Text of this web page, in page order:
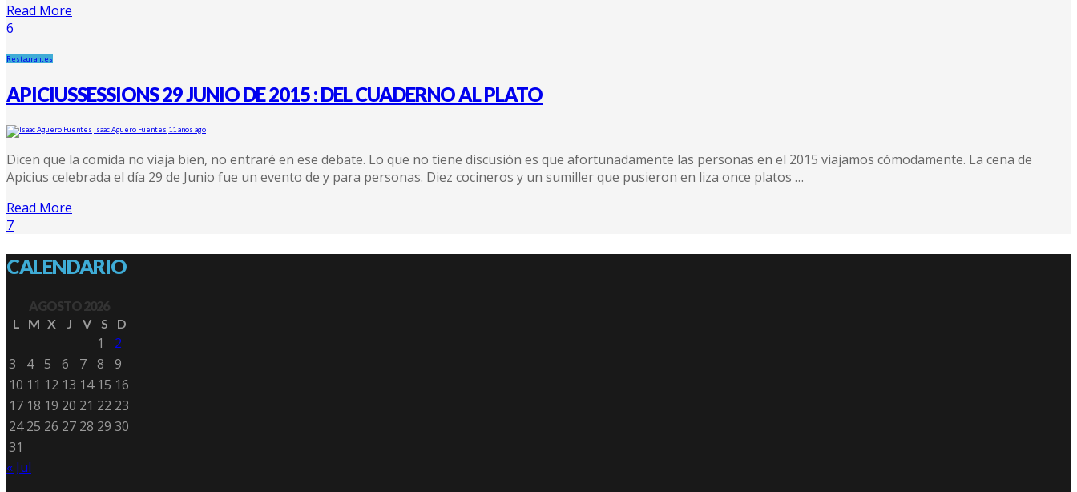
Read More
6
Restaurantes
APICIUSSESSIONS 29 JUNIO DE 2015 : DEL CUADERNO AL PLATO
Isaac Agüero Fuentes 11 años ago
Dicen que la comida no viaja bien, no entraré en ese debate. Lo que no tiene discusión es que afortunadamente las personas en el 2015 viajamos cómodamente. La cena de
Apicius celebrada el día 29 de Junio fue un evento de y para personas. Diez cocineros y un sumiller que pusieron en liza once platos …
Read More
7
CALENDARIO
AGOSTO 2026
L
M X J V S D
1
2
3
4 5 6 7 8
9
10 11 12 13 14 15 16
17 18 19 20 21 22 23
24 25 26 27 28 29 30
31
« Jul